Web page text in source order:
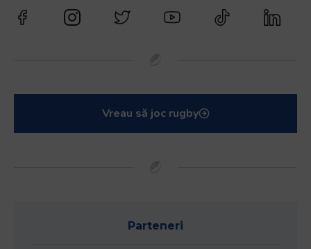
Vreau să joc rugby
Parteneri